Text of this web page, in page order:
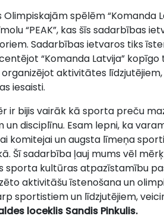
Olimpiskajām spēlēm
“PEAK”, kas šīs sadarbības
Sadarbības ietvaros tiks
“Komanda Latvija”
aktivitātes
iesaisti.
ir bijis vairāk kā sporta preču
un disciplīnu. Esam lepni, ka
komitejai un augsta līmeņa
Šī sadarbība ļauj mums vēl
sporta kultūras atpazīstamību
aktivitāšu īstenošana un
sportistiem un līdzjutējiem,
loceklis Sandis Pinkulis.